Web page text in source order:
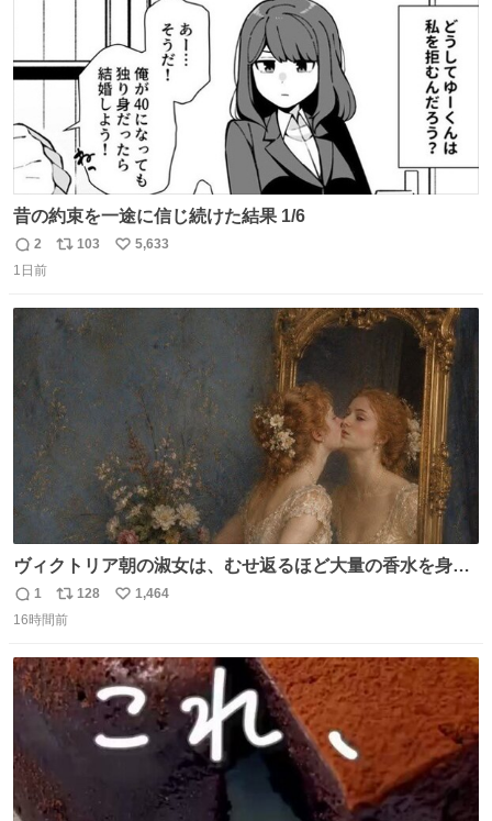
昔の約束を一途に信じ続けた結果 1/6
返
信
2
リ
ト
103
い
5,633
1日前
ヴィクトリア朝の淑女は、むせ返るほど大量の香水を身に
つけるものではないとされていた。それでも香水は、髪や
肌の手入れと同じくらい、ヴィクトリア朝の女性達の美容
が知る香水よりも単純な組成で、その大部分は薔薇、菫、
ベルガモット、
返
信
1
リ
ポ
ト
数
128
い
数
1,464
16時間前